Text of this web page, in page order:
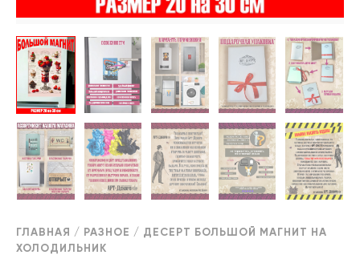
ГЛАВНАЯ / РАЗНОЕ / ДЕСЕРТ БОЛЬШОЙ МАГНИТ НА
ХОЛОДИЛЬНИК